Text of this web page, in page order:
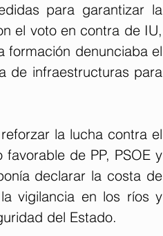
para garantizar la
el voto en contra de IU,
formación denunciaba el
de infraestructuras para
la lucha contra el
de PP, PSOE y
declarar la costa de
vigilancia en los ríos y
del Estado.